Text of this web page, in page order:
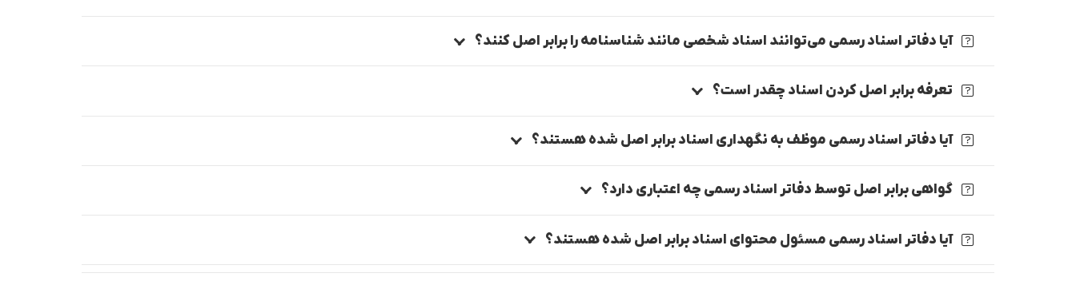
آیا دفاتر اسناد رسمی می‌توانند اسناد شخصی مانند شناسنامه را برابر اصل کنند؟
تعرفه برابر اصل کردن اسناد چقدر است؟
آیا دفاتر اسناد رسمی موظف به نگهداری اسناد برابر اصل شده هستند؟
گواهی برابر اصل توسط دفاتر اسناد رسمی چه اعتباری دارد؟
آیا دفاتر اسناد رسمی مسئول محتوای اسناد برابر اصل شده هستند؟